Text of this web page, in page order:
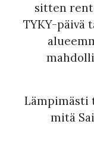
sitten
TYKY-päivä
Lämpimästi
mitä